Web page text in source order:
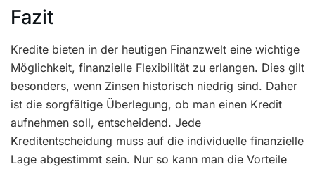
Fazit
Kredite bieten in der heutigen Finanzwelt eine wichtige
Möglichkeit, finanzielle Flexibilität zu erlangen. Dies gilt
besonders, wenn Zinsen historisch niedrig sind. Daher
ist die sorgfältige Überlegung, ob man einen Kredit
aufnehmen soll, entscheidend. Jede
Kreditentscheidung muss auf die individuelle finanzielle
Lage abgestimmt sein. Nur so kann man die Vorteile